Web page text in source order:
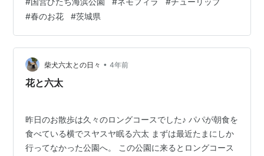
がかぶる、園内の春の代表的なお花を3つご紹介します
(^^)/ \2022年も国営ひたち海浜公園のネモフィラシーズ
ン到来♪平日の道路や駐車場の渋滞状況＆園内の混雑情報
はコチラから▼/ www.one-access.work
#春のお花 #茨城県
柴犬六太との日々 • 4年前
花と六太
昨日のお散歩は久々のロングコースでした♪ パパが朝食を
食べている横でスヤスヤ眠る六太 まずは最近たまにしか
行ってなかった公園へ。 この公園に来るとロングコース